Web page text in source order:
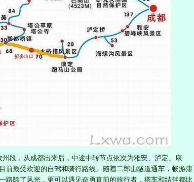
段，从成都出来后，中途中转节点依次为雅安、泸定、康
前最受欢迎的自驾和骑行路线。随着二郎山隧道通车，畅游康
路除了风光，更可以遇见奋勇直前的旅行者，搭车和结伴都比